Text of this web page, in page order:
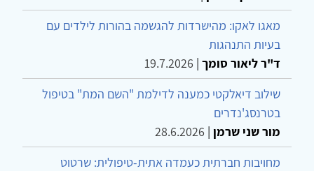
מאגו לאקו: מהישרדות להגשמה בהורות לילדים עם
בעיות התנהגות
ד"ר ליאור סומך |
19.7.2026
שילוב דיאלקטי כמענה לדילמת "השם המת" בטיפול
בטרנסג'נדרים
מור שני שרמן |
28.6.2026
מחויבות חברתית כעמדה אתית-טיפולית: שרטוט